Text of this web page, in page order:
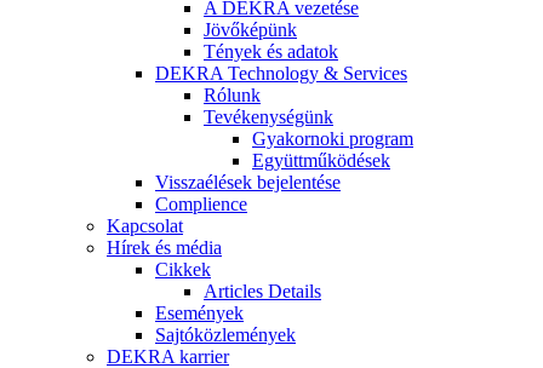
A DEKRA vezetése
Jövőképünk
Tények és adatok
DEKRA Technology & Services
Rólunk
Tevékenységünk
Gyakornoki program
Együttműködések
Visszaélések bejelentése
Complience
Kapcsolat
Hírek és média
Cikkek
Articles Details
Események
Sajtóközlemények
DEKRA karrier